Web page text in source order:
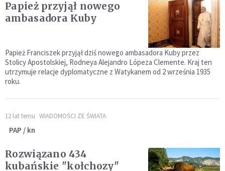
Papież przyjął nowego
ambasadora Kuby
Papież Franciszek przyjął dziś nowego ambasadora Kuby przez
Stolicy Apostolskiej, Rodneya Alejandro Lópeza Clemente. Kraj ten
utrzymuje relacje dyplomatyczne z Watykanem od 2 września 1935
roku.
12 lat temu WIADOMOŚCI ZE ŚWIATA
PAP / kn
Rozwiązano 434
kubańskie "kołchozy"